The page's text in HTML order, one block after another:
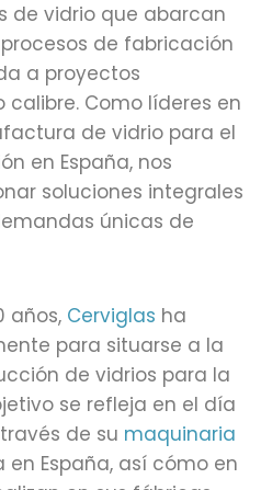
de vidrio que abarcan
de fabricación
a proyectos
Como líderes en
de vidrio para el
en España, nos
soluciones integrales
únicas de
años, Cerviglas ha
para situarse a la
de vidrios para la
se refleja en el día
de su maquinaria
España, así cómo en